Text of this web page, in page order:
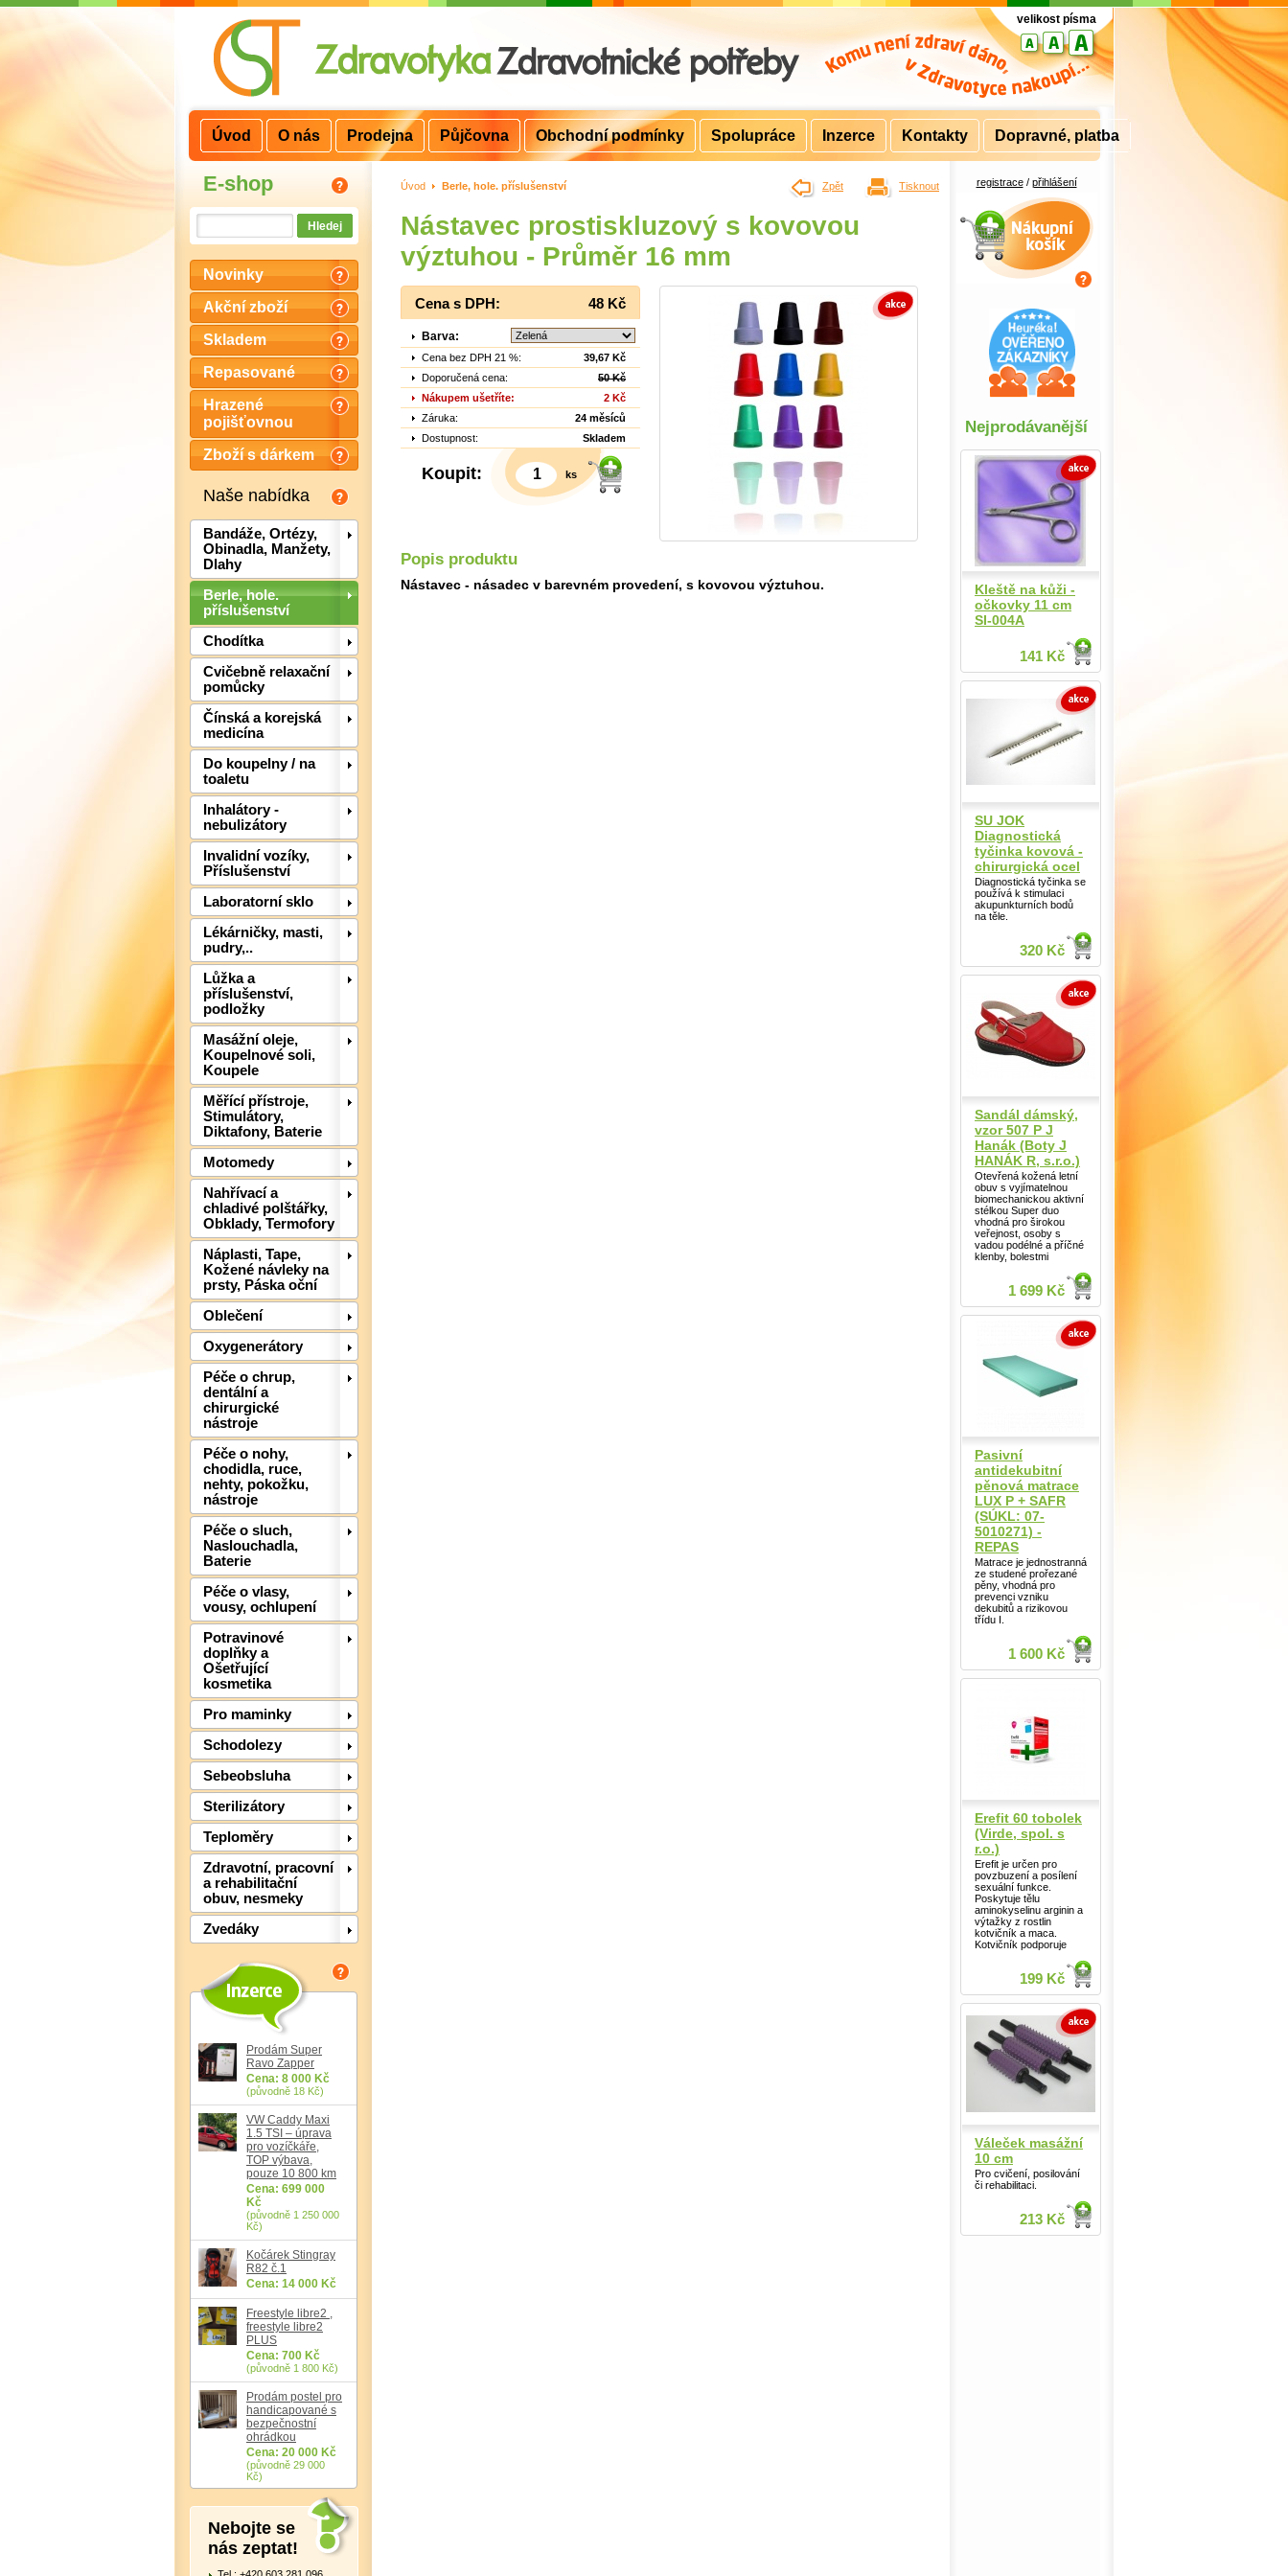
E-shop
Novinky
Akční zboží
Skladem
Repasované
Hrazené
pojišťovnou
Zboží s dárkem
Naše nabídka
Bandáže, Ortézy,
Obinadla, Manžety,
Dlahy
Berle, hole.
příslušenství
Chodítka
Cvičebně relaxační
pomůcky
Čínská a korejská
medicína
Do koupelny / na
toaletu
Inhalátory -
nebulizátory
Invalidní vozíky,
Příslušenství
Laboratorní sklo
Lékárničky, masti,
pudry,..
Lůžka a
příslušenství,
podložky
Masážní oleje,
Koupelnové soli,
Koupele
Měřící přístroje,
Stimulátory,
Diktafony, Baterie
Motomedy
Nahřívací a
chladivé polštářky,
Obklady, Termofory
Náplasti, Tape,
Kožené návleky na
prsty, Páska oční
Oblečení
Oxygenerátory
Péče o chrup,
dentální a
chirurgické
nástroje
Péče o nohy,
chodidla, ruce,
nehty, pokožku,
nástroje
Péče o sluch,
Naslouchadla,
Baterie
Péče o vlasy,
vousy, ochlupení
Potravinové
doplňky a
Ošetřující
kosmetika
Pro maminky
Schodolezy
Sebeobsluha
Sterilizátory
Teploměry
Zdravotní, pracovní
a rehabilitační
obuv, nesmeky
Zvedáky
Prodám Super
Ravo Zapper
Cena: 8 000 Kč
(původně 18 Kč)
VW Caddy Maxi
1.5 TSI – úprava
pro vozíčkáře,
TOP výbava,
pouze 10 800 km
Cena: 699 000
Kč
(původně 1 250 000
Kč)
Kočárek Stingray
R82 č.1
Cena: 14 000 Kč
Freestyle libre2 ,
freestyle libre2
PLUS
Cena: 700 Kč
(původně 1 800 Kč)
Prodám postel pro
handicapované s
bezpečnostní
ohrádkou
Cena: 20 000 Kč
(původně 29 000
Kč)
Nebojte se
nás zeptat!
Úvod > Berle, hole. příslušenství
Nástavec prostiskluzový s kovovou
výztuhou - Průměr 16 mm
Cena s DPH: 48 Kč
Barva:
Cena bez DPH 21 %:
39,67 Kč
Doporučená cena:
50 Kč
Nákupem ušetříte:
2 Kč
Záruka:
24 měsíců
Dostupnost:
Skladem
Koupit: ks
Popis produktu
Nástavec - násadec v barevném provedení, s kovovou výztuhou.
registrace/ přihlášení
Nákupní košík
velikost písma
Tisknout
Zpět
Nejprodávanější
Kleště na kůži -
očkovky 11 cm
SI-004A
141 Kč
SU JOK
Diagnostická
tyčinka kovová -
chirurgická ocel
Diagnostická tyčinka se
používá k stimulaci
akupunkturních bodů
na těle.
320 Kč
Sandál dámský,
vzor 507 P J
Hanák (Boty J
HANÁK R, s.r.o.)
Otevřená kožená letní
obuv s vyjímatelnou
biomechanickou aktivní
stélkou Super duo
vhodná pro širokou
veřejnost, osoby s
vadou podélné a příčné
klenby, bolestmi
1 699 Kč
Pasivní
antidekubitní
pěnová matrace
LUX P + SAFR
(SÚKL: 07-
5010271) -
REPAS
Matrace je jednostranná
ze studené prořezané
pěny, vhodná pro
prevenci vzniku
dekubitů a rizikovou
třídu I.
1 600 Kč
Erefit 60 tobolek
(Virde, spol. s
r.o.)
Erefit je určen pro
povzbuzení a posílení
sexuální funkce.
Poskytuje tělu
aminokyselinu arginin a
výtažky z rostlin
kotvičník a maca.
Kotvičník podporuje
199 Kč
Váleček masážní
10 cm
Pro cvičení, posilování
či rehabilitaci.
213 Kč
Úvod O nás Prodejna Půjčovna Obchodní podmínky Spolupráce Inzerce Kontakty Dopravné, platba